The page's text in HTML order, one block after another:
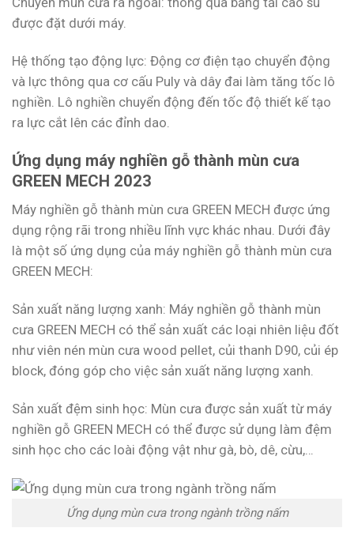
được đặt dưới máy.
Hệ thống tạo động lực: Động cơ điện tạo chuyển động
và lực thông qua cơ cấu Puly và dây đai làm tăng tốc lô
nghiền. Lô nghiền chuyển động đến tốc độ thiết kế tạo
ra lực cắt lên các đỉnh dao.
Ứng dụng máy nghiền gỗ thành mùn cưa
GREEN MECH 2023
Máy nghiền gỗ thành mùn cưa GREEN MECH được ứng
dụng rộng rãi trong nhiều lĩnh vực khác nhau. Dưới đây
là một số ứng dụng của máy nghiền gỗ thành mùn cưa
GREEN MECH:
Sản xuất năng lượng xanh: Máy nghiền gỗ thành mùn
cưa GREEN MECH có thể sản xuất các loại nhiên liệu đốt
như viên nén mùn cưa wood pellet, củi thanh D90, củi ép
block, đóng góp cho việc sản xuất năng lượng xanh.
Sản xuất đệm sinh học: Mùn cưa được sản xuất từ máy
nghiền gỗ GREEN MECH có thể được sử dụng làm đệm
sinh học cho các loài động vật như gà, bò, dê, cừu,…
Ứng dụng mùn cưa trong ngành trồng nấm